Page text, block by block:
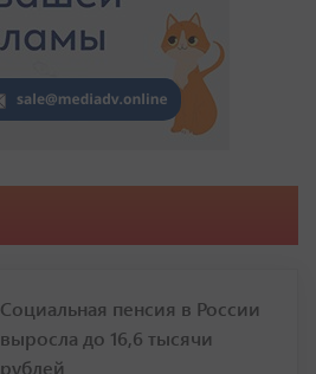
Социальная пенсия в России
выросла до 16,6 тысячи
рублей